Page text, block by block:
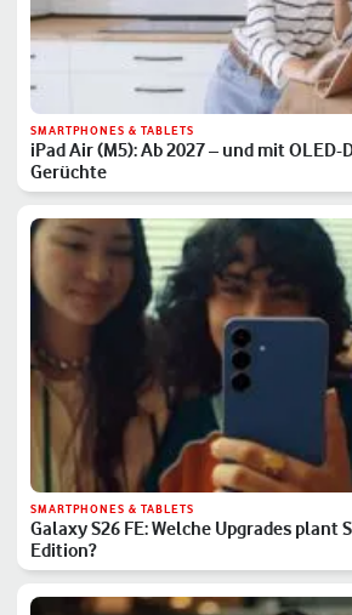
SMARTPHONES & TABLETS
iPad Air (M5): Ab 2027 – und mit OLED-
Gerüchte
SMARTPHONES & TABLETS
Galaxy S26 FE: Welche Upgrades plant
Edition?